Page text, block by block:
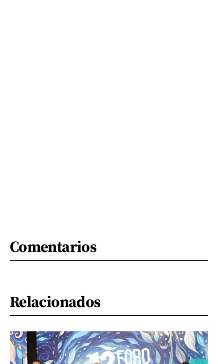
Comentarios
Relacionados